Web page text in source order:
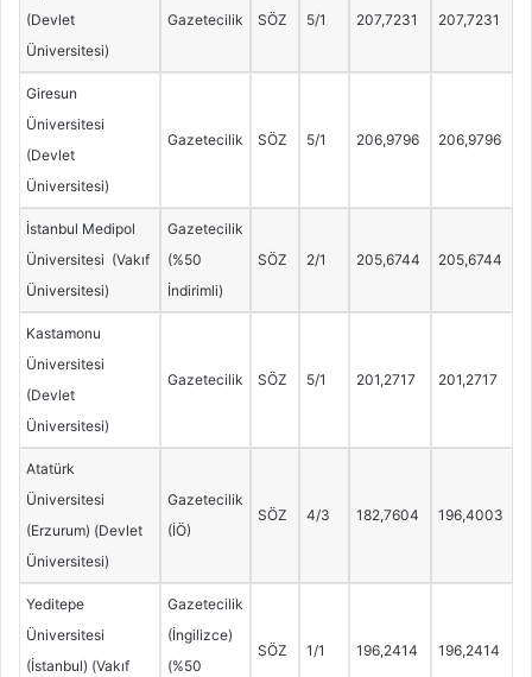
(Devlet
Üniversitesi)
Gazetecilik SÖZ 5/1 207,7231 207,7231
Giresun
Üniversitesi
(Devlet
Üniversitesi)
Gazetecilik SÖZ 5/1 206,9796 206,9796
İstanbul Medipol
Üniversitesi (Vakıf
Üniversitesi)
Gazetecilik
(%50
İndirimli)
SÖZ 2/1 205,6744 205,6744
Kastamonu
Üniversitesi
(Devlet
Üniversitesi)
Gazetecilik SÖZ 5/1 201,2717 201,2717
Atatürk
Üniversitesi
(Erzurum) (Devlet
Üniversitesi)
Gazetecilik
(İÖ)
SÖZ 4/3 182,7604 196,4003
Yeditepe
Üniversitesi
(İstanbul) (Vakıf
Gazetecilik
(İngilizce)
(%50
SÖZ 1/1 196,2414 196,2414